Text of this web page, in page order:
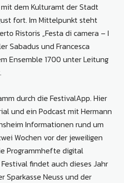
dem Kulturamt der Stadt
fort. Im Mittelpunkt steht
Ristoris „Festa di camera – I
Sabadus und Francesca
Ensemble 1700 unter Leitung
durch die FestivalApp. Hier
und ein Podcast mit Hermann
Informationen rund um
Wochen vor der jeweiligen
Programmhefte digital
findet auch dieses Jahr
Sparkasse Neuss und der